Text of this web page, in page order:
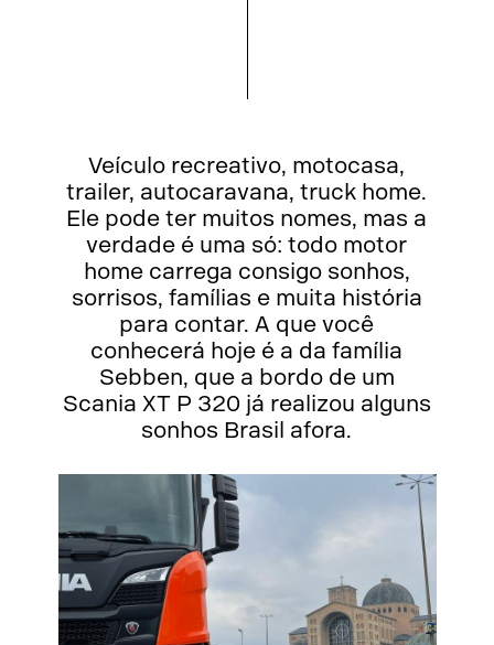
Veículo recreativo, motocasa,
trailer, autocaravana, truck home.
Ele pode ter muitos nomes, mas a
verdade é uma só: todo motor
home carrega consigo sonhos,
sorrisos, famílias e muita história
para contar. A que você
conhecerá hoje é a da família
Sebben, que a bordo de um
Scania XT P 320 já realizou alguns
sonhos Brasil afora.